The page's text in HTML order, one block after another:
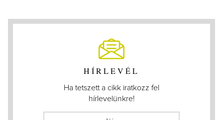
HÍRLEVÉL
Ha tetszett a cikk iratkozz fel
hírlevelünkre!